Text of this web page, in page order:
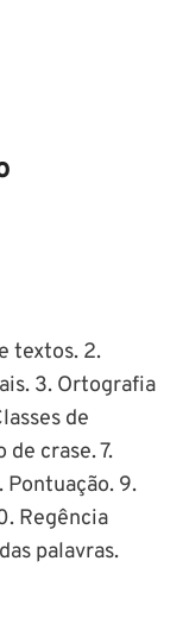
textos. 2.
3. Ortografia
de
crase. 7.
Pontuação. 9.
Regência
palavras.